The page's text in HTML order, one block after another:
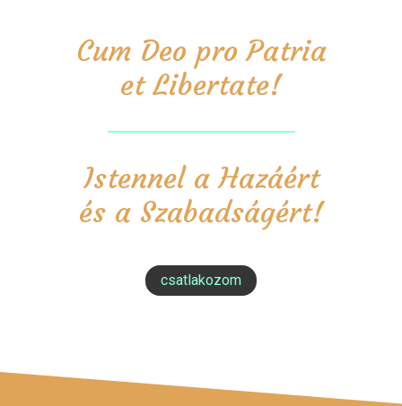
Cum Deo pro Patria
et Libertate!
Istennel a Hazáért
és a Szabadságért!
csatlakozom